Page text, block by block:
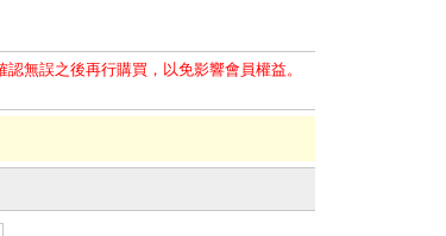
無誤之後再行購買，以免影響會員權益。